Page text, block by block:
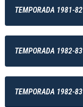
TEMPORADA 1981-82
TEMPORADA 1982-83
TEMPORADA 1982-83